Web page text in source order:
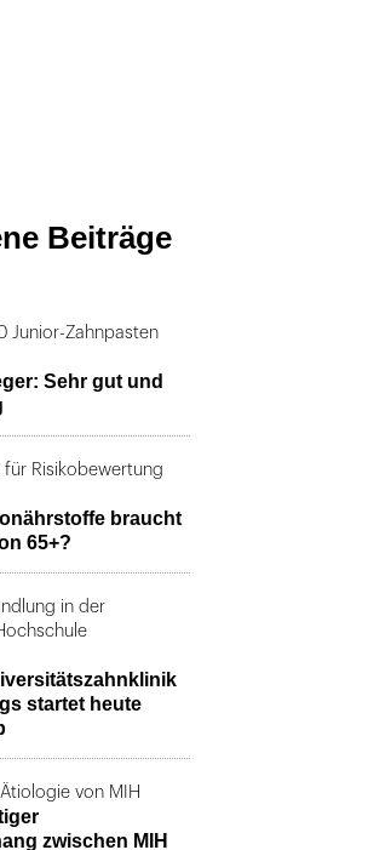
Beiträge
Junior-Zahnpasten
Sehr gut und
für Risikobewertung
braucht
65+?
in der
startet heute
von MIH
zwischen MIH